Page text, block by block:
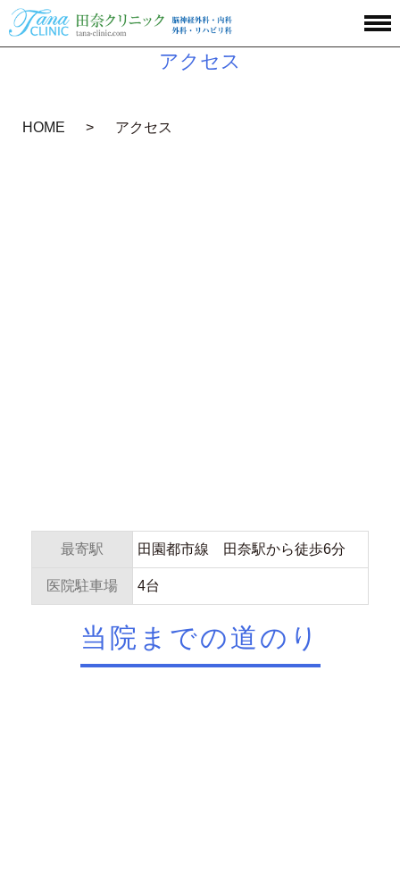
アクセス
HOME アクセス
最寄駅 田園都市線 田奈駅から徒歩6分
医院駐車場 4台
当院までの道のり